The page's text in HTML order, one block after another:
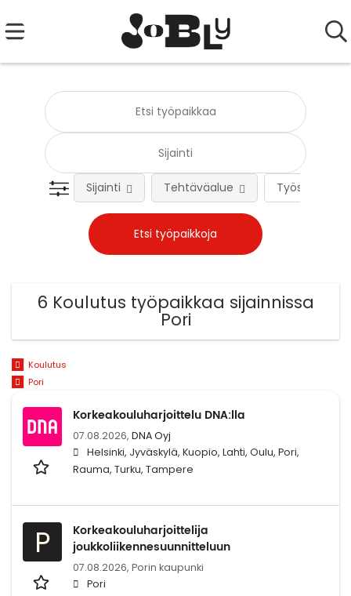
Työsuhteen
Sijainti Tehtäväalue
6 Koulutus työpaikkaa sijainnissa
Pori
Koulutus
Pori
Korkeakouluharjoittelu DNA:lla
07.08.2026, DNA Oyj
Helsinki, Jyväskylä, Kuopio, Lahti, Oulu, Pori,
Rauma, Turku, Tampere
P
Korkeakouluharjoittelija
joukkoliikennesuunnitteluun
07.08.2026, Porin kaupunki
Pori